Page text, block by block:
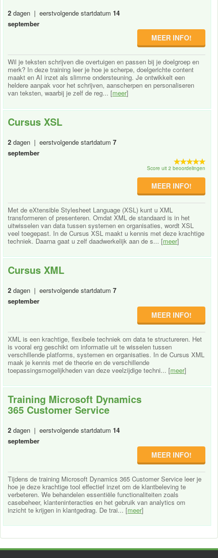
2 dagen | eerstvolgende startdatum 14
september
MEER INFO!
Wil je teksten schrijven die overtuigen en passen bij je doelgroep en
merk? In deze training leer je hoe je scherpe, doelgerichte content
maakt en AI inzet als slimme ondersteuning. Je ontwikkelt een
heldere aanpak voor het schrijven, aanscherpen en personaliseren
van teksten, waarbij je zelf de reg... [meer]
Cursus XSL
2 dagen | eerstvolgende startdatum 7
september
Score uit 2 beoordelingen
MEER INFO!
Met de eXtensible Stylesheet Language (XSL) kunt u XML
transformeren of presenteren. Omdat XML de standaard is in het
uitwisselen van data tussen systemen en organisaties, wordt XSL
veel toegepast. In de Cursus XSL maakt u kennis met deze krachtige
techniek. Daarna gaat u zelf daadwerkelijk aan de s... [meer]
Cursus XML
2 dagen | eerstvolgende startdatum 7
september
MEER INFO!
XML is een krachtige, flexibele techniek om data te structureren. Het
is vooral erg geschikt om informatie uit te wisselen tussen
verschillende platforms, systemen en organisaties. In de Cursus XML
maak je kennis met de theorie en de verschillende
toepassingsmogelijkheden van deze veelzijdige techni... [meer]
Training Microsoft Dynamics
365 Customer Service
2 dagen | eerstvolgende startdatum 14
september
MEER INFO!
Tijdens de training Microsoft Dynamics 365 Customer Service leer je
hoe je deze krachtige tool effectief inzet om de klantbeleving te
verbeteren. We behandelen essentiële functionaliteiten zoals
casebeheer, klanteninteracties en het gebruik van analytics om
inzicht te krijgen in klantgedrag. De trai... [meer]